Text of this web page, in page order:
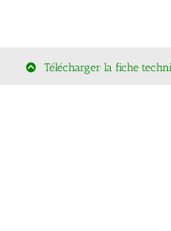
Télécharger la fiche